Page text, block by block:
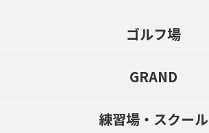
ゴルフ場
GRAND
練習場・スクール